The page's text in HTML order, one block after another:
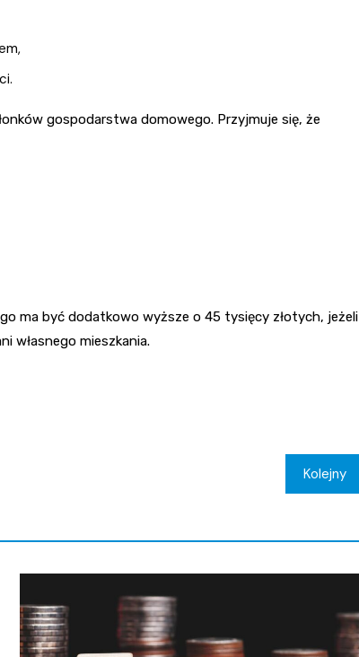
gospodarstwa domowego. Przyjmuje się, że
ma być dodatkowo wyższe o 45 tysięcy złotych, jeżeli
własnego mieszkania.
Kolejny